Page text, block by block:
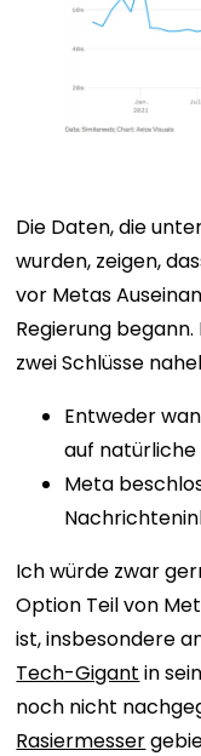
Die Daten, die
wurden, zeigen,
vor Metas
Regierung
zwei Schlüsse
Entweder
auf natürliche
Meta
Ich würde zwar
Option Teil von
ist, insbesondere
Tech-Gigant in
noch nicht
Rasiermesser